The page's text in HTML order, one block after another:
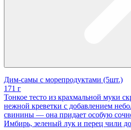
Дим-самы с морепродуктами (5шт.)
171 г
Тонкое тесто из крахмальной муки
нежной креветки с добавлением
свинины — она придает особую
Имбирь, зеленый лук и перец чили